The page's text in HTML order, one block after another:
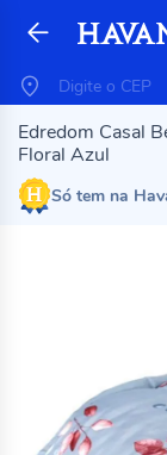
Edredom Casal
Floral Azul
Só tem na